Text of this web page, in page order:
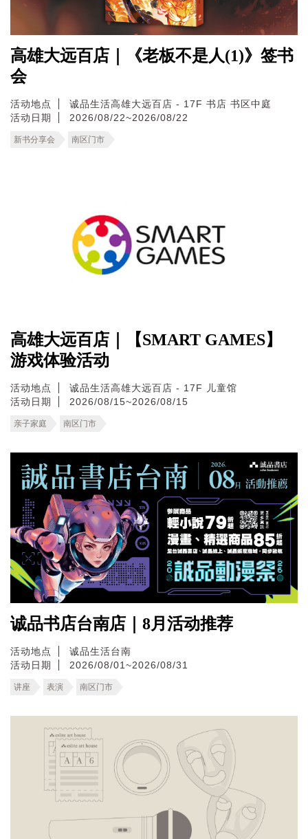
高雄大远百店｜《老板不是人(1)》签书
会
活动地点
诚品生活高雄大远百店 - 17F 书店 书区中庭
活动日期
2026/08/22~2026/08/22
新书分享会 南区门市
高雄大远百店｜【SMART GAMES】
游戏体验活动
活动地点
诚品生活高雄大远百店 - 17F 儿童馆
活动日期
2026/08/15~2026/08/15
亲子家庭 南区门市
诚品书店台南店｜8月活动推荐
活动地点
诚品生活台南
活动日期
2026/08/01~2026/08/31
讲座 表演 南区门市